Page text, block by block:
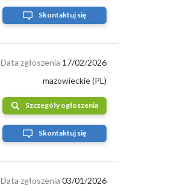
Skontaktuj się
17/02/2026
Data zgłoszenia
mazowieckie (PL)
Szczegóły ogłoszenia
Skontaktuj się
03/01/2026
Data zgłoszenia